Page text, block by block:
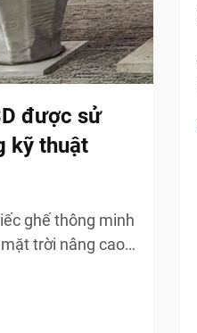
được sử
kỹ thuật
ghế thông minh
trời nâng cao
bền vững theo